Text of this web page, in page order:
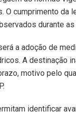
cumprimento da
durante
a adoção de
A destinação
motivo pelo
identificar